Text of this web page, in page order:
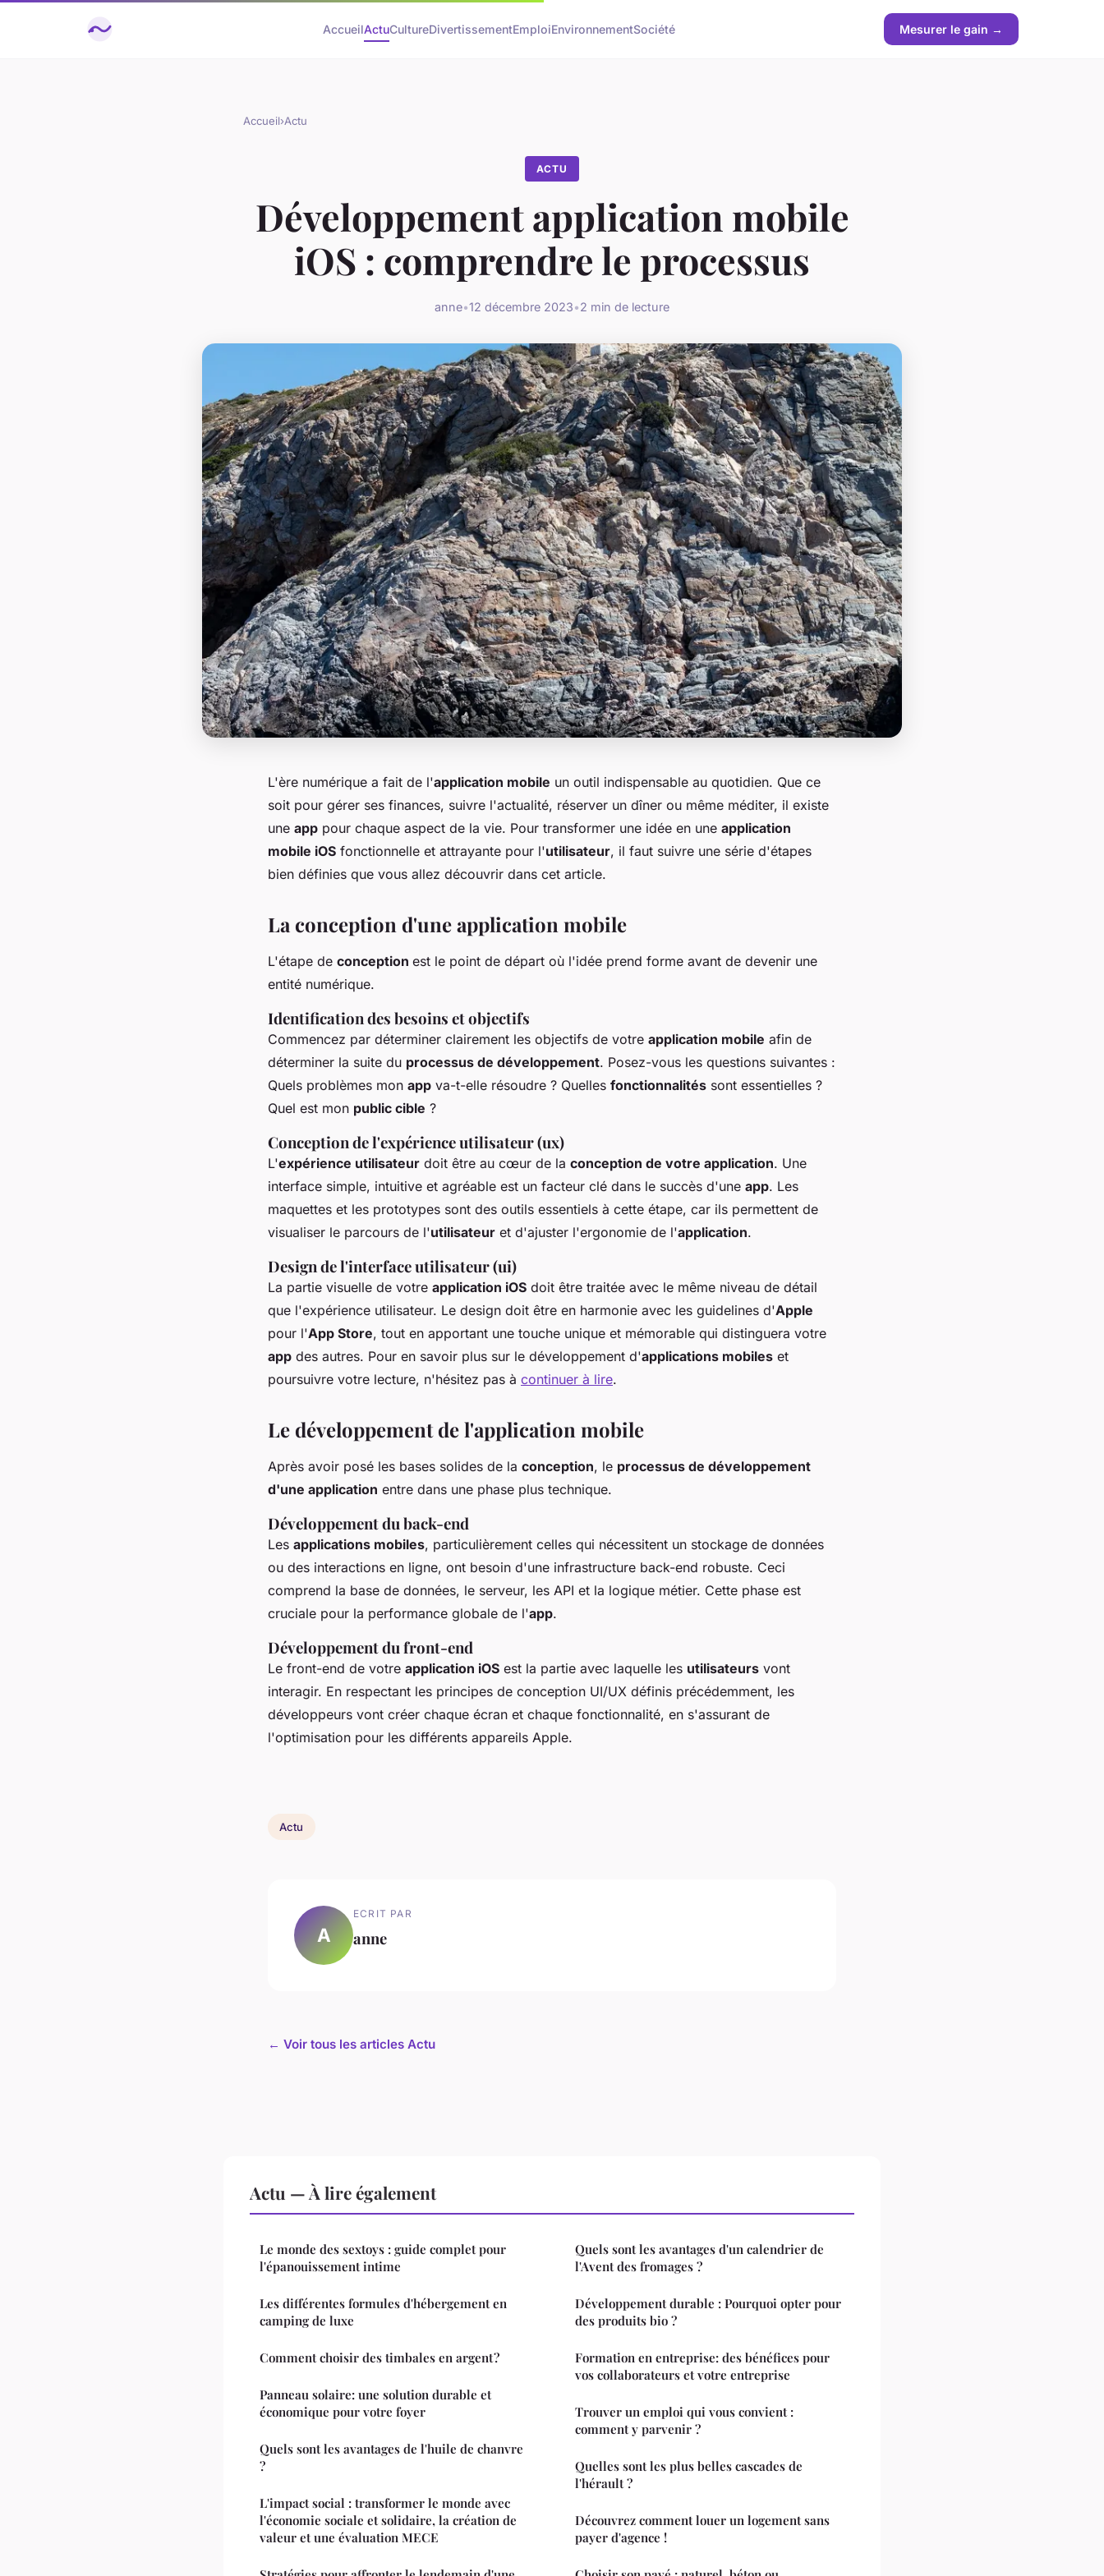
AccueilActuCultureDivertissementEmploiEnvironnementSociété Mesurer le gain →
Accueil›Actu
ACTU
Développement application mobile
iOS : comprendre le processus
anne•12 décembre 2023•2 min de lecture
L'ère numérique a fait de l'application mobile un outil indispensable au quotidien. Que ce
soit pour gérer ses finances, suivre l'actualité, réserver un dîner ou même méditer, il existe
une app pour chaque aspect de la vie. Pour transformer une idée en une application
mobile iOS fonctionnelle et attrayante pour l'utilisateur, il faut suivre une série d'étapes
bien définies que vous allez découvrir dans cet article.
La conception d'une application mobile
L'étape de conception est le point de départ où l'idée prend forme avant de devenir une
entité numérique.
Identification des besoins et objectifs
Commencez par déterminer clairement les objectifs de votre application mobile afin de
déterminer la suite du processus de développement. Posez-vous les questions suivantes :
Quels problèmes mon app va-t-elle résoudre ? Quelles fonctionnalités sont essentielles ?
Quel est mon public cible ?
Conception de l'expérience utilisateur (ux)
L'expérience utilisateur doit être au cœur de la conception de votre application. Une
interface simple, intuitive et agréable est un facteur clé dans le succès d'une app. Les
maquettes et les prototypes sont des outils essentiels à cette étape, car ils permettent de
visualiser le parcours de l'utilisateur et d'ajuster l'ergonomie de l'application.
Design de l'interface utilisateur (ui)
La partie visuelle de votre application iOS doit être traitée avec le même niveau de détail
que l'expérience utilisateur. Le design doit être en harmonie avec les guidelines d'Apple
pour l'App Store, tout en apportant une touche unique et mémorable qui distinguera votre
app des autres. Pour en savoir plus sur le développement d'applications mobiles et
poursuivre votre lecture, n'hésitez pas à continuer à lire.
Le développement de l'application mobile
Après avoir posé les bases solides de la conception, le processus de développement
d'une application entre dans une phase plus technique.
Développement du back-end
Les applications mobiles, particulièrement celles qui nécessitent un stockage de données
ou des interactions en ligne, ont besoin d'une infrastructure back-end robuste. Ceci
comprend la base de données, le serveur, les API et la logique métier. Cette phase est
cruciale pour la performance globale de l'app.
Développement du front-end
Le front-end de votre application iOS est la partie avec laquelle les utilisateurs vont
interagir. En respectant les principes de conception UI/UX définis précédemment, les
développeurs vont créer chaque écran et chaque fonctionnalité, en s'assurant de
l'optimisation pour les différents appareils Apple.
Actu
A
ECRIT PAR
anne
← Voir tous les articles Actu
Actu — À lire également
Le monde des sextoys : guide complet pour
l'épanouissement intime
Les différentes formules d'hébergement en
camping de luxe
Comment choisir des timbales en argent ?
Panneau solaire: une solution durable et
économique pour votre foyer
Quels sont les avantages de l'huile de chanvre
?
L'impact social : transformer le monde avec
l'économie sociale et solidaire, la création de
valeur et une évaluation MECE
Quels sont les avantages d'un calendrier de
l'Avent des fromages ?
Développement durable : Pourquoi opter pour
des produits bio ?
Formation en entreprise: des bénéfices pour
vos collaborateurs et votre entreprise
Trouver un emploi qui vous convient :
comment y parvenir ?
Quelles sont les plus belles cascades de
l'hérault ?
Découvrez comment louer un logement sans
payer d'agence !